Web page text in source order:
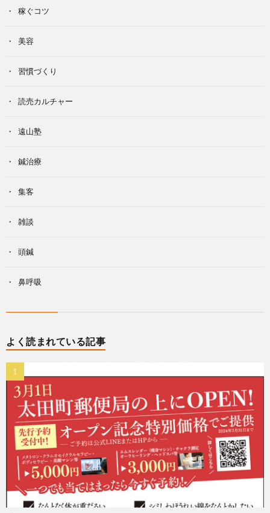
稼ぐコツ
美容
習慣づくり
読売カルチャー
遠山塾
鍼治療
集客
雑談
頭鍼
鼻呼吸
よく読まれている記事